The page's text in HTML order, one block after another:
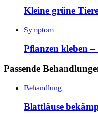
Kleine grüne
Symptom
Pflanzen kleben
Passende
Behandlung
Blattläuse